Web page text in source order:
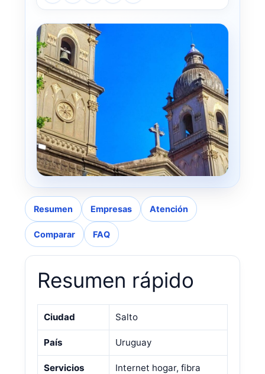
Resumen Empresas Atención
Comparar FAQ
Resumen rápido
Ciudad Salto
País Uruguay
Servicios
Internet hogar, fibra